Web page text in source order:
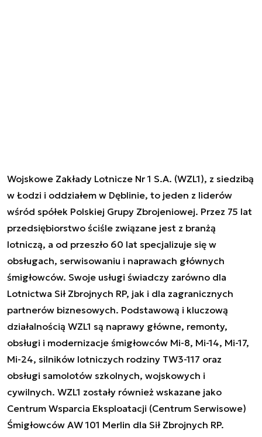
Wojskowe Zakłady Lotnicze Nr 1 S.A. (WZL1), z siedzibą
w Łodzi i oddziałem w Dęblinie, to jeden z liderów
wśród spółek Polskiej Grupy Zbrojeniowej. Przez 75 lat
przedsiębiorstwo ściśle związane jest z branżą
lotniczą, a od przeszło 60 lat specjalizuje się w
obsługach, serwisowaniu i naprawach głównych
śmigłowców. Swoje usługi świadczy zarówno dla
Lotnictwa Sił Zbrojnych RP, jak i dla zagranicznych
partnerów biznesowych. Podstawową i kluczową
działalnością WZL1 są naprawy główne, remonty,
obsługi i modernizacje śmigłowców Mi-8, Mi-14, Mi-17,
Mi-24, silników lotniczych rodziny TW3-117 oraz
obsługi samolotów szkolnych, wojskowych i
cywilnych. WZL1 zostały również wskazane jako
Centrum Wsparcia Eksploatacji (Centrum Serwisowe)
Śmigłowców AW 101 Merlin dla Sił Zbrojnych RP.